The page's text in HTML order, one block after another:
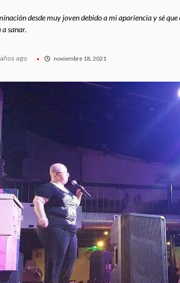
desde muy joven debido a mi apariencia y sé
sanar.
ago noviembre 18, 2021